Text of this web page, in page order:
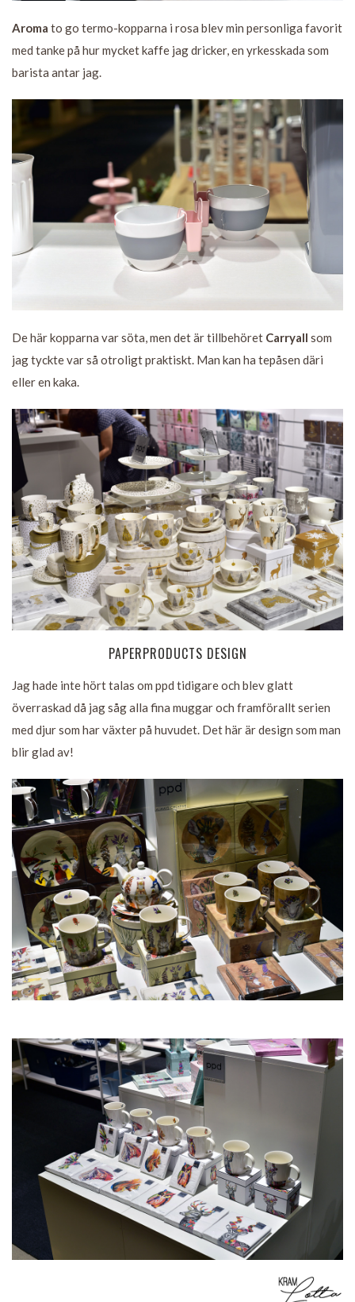
Aroma to go termo-kopparna i rosa blev min personliga favorit
med tanke på hur mycket kaffe jag dricker, en yrkesskada som
barista antar jag.
De här kopparna var söta, men det är tillbehöret Carryall som
jag tyckte var så otroligt praktiskt. Man kan ha tepåsen däri
eller en kaka.
PAPERPRODUCTS DESIGN
Jag hade inte hört talas om ppd tidigare och blev glatt
överraskad då jag såg alla fina muggar och framförallt serien
med djur som har växter på huvudet. Det här är design som man
blir glad av!